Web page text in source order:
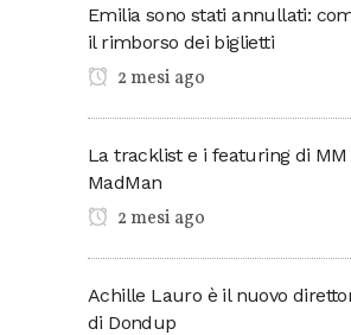
Emilia sono stati annullati:
il rimborso dei biglietti
2 mesi ago
La tracklist e i featuring di MM
MadMan
2 mesi ago
Achille Lauro è il nuovo
di Dondup